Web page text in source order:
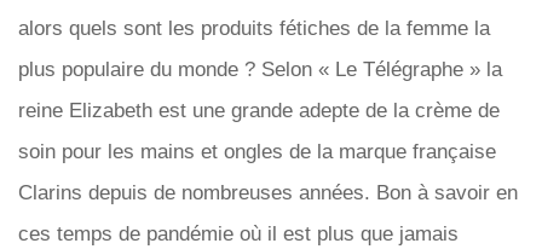
alors quels sont les produits fétiches de la femme la
plus populaire du monde ? Selon « Le Télégraphe » la
reine Elizabeth est une grande adepte de la crème de
soin pour les mains et ongles de la marque française
Clarins depuis de nombreuses années. Bon à savoir en
ces temps de pandémie où il est plus que jamais